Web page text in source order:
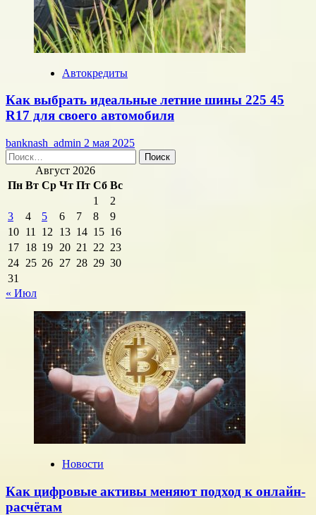
Автокредиты
Как выбрать идеальные летние шины 225 45
R17 для своего автомобиля
banknash_admin 2 мая 2025
Найти:
Август 2026
Пн Вт Ср Чт Пт Сб Вс
1
2
3
4 5 6 7 8
9
10 11 12 13 14 15 16
17 18 19 20 21 22 23
24 25 26 27 28 29 30
31
« Июл
Новости
Как цифровые активы меняют подход к онлайн-
расчётам